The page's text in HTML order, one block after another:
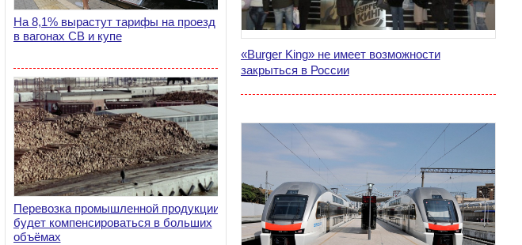
На 8,1% вырастут тарифы на проезд
в вагонах СВ и купе
Перевозка промышленной продукции
будет компенсироваться в больших
объёмах
«Burger King» не имеет возможности
закрыться в России